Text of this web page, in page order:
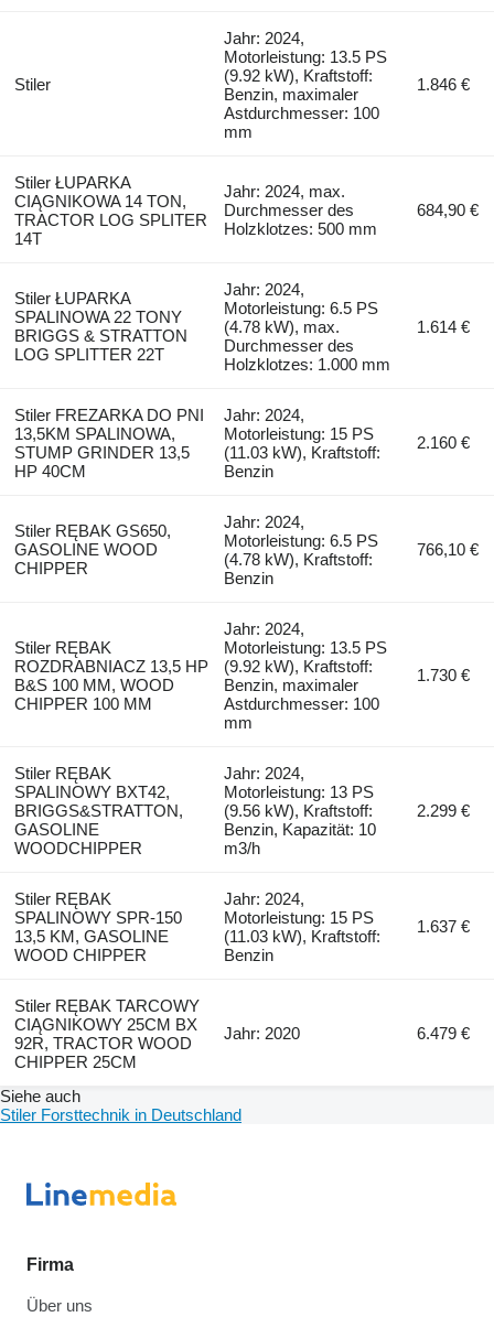
Stiler
Jahr: 2024,
Motorleistung: 13.5 PS
(9.92 kW), Kraftstoff:
Benzin, maximaler
Astdurchmesser: 100
mm
1.846 €
Stiler ŁUPARKA
CIĄGNIKOWA 14 TON,
TRACTOR LOG SPLITER
14T
Jahr: 2024, max.
Durchmesser des
Holzklotzes: 500 mm
684,90 €
Stiler ŁUPARKA
SPALINOWA 22 TONY
BRIGGS & STRATTON
LOG SPLITTER 22T
Jahr: 2024,
Motorleistung: 6.5 PS
(4.78 kW), max.
Durchmesser des
Holzklotzes: 1.000 mm
1.614 €
Stiler FREZARKA DO PNI
13,5KM SPALINOWA,
STUMP GRINDER 13,5
HP 40CM
Jahr: 2024,
Motorleistung: 15 PS
(11.03 kW), Kraftstoff:
Benzin
2.160 €
Stiler RĘBAK GS650,
GASOLINE WOOD
CHIPPER
Jahr: 2024,
Motorleistung: 6.5 PS
(4.78 kW), Kraftstoff:
Benzin
766,10 €
Stiler RĘBAK
ROZDRABNIACZ 13,5 HP
B&S 100 MM, WOOD
CHIPPER 100 MM
Jahr: 2024,
Motorleistung: 13.5 PS
(9.92 kW), Kraftstoff:
Benzin, maximaler
Astdurchmesser: 100
mm
1.730 €
Stiler RĘBAK
SPALINOWY BXT42,
BRIGGS&STRATTON,
GASOLINE
WOODCHIPPER
Jahr: 2024,
Motorleistung: 13 PS
(9.56 kW), Kraftstoff:
Benzin, Kapazität: 10
m3/h
2.299 €
Stiler RĘBAK
SPALINOWY SPR-150
13,5 KM, GASOLINE
WOOD CHIPPER
Jahr: 2024,
Motorleistung: 15 PS
(11.03 kW), Kraftstoff:
Benzin
1.637 €
Stiler RĘBAK TARCOWY
CIĄGNIKOWY 25CM BX
92R, TRACTOR WOOD
CHIPPER 25CM
Jahr: 2020 6.479 €
Siehe auch
Stiler Forsttechnik in Deutschland
Firma
Über uns